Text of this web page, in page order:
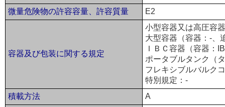
微量危険物の許容容量、許容質量
E2
容器及び包装に関する規定
小型容器又は高圧容
大型容器（容器：-、
ＩＢＣ容器（容器：
ポータブルタンク（
フレキシブルバルク
特別規定：-
積載方法
A